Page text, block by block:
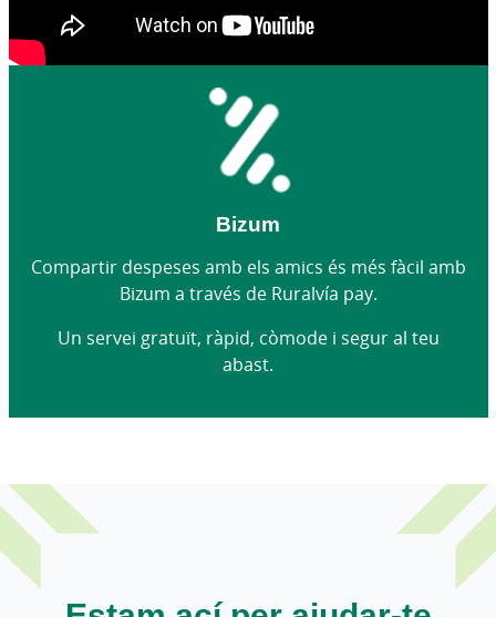
Bizum
Compartir despeses amb els amics és més fàcil amb
Bizum a través de Ruralvía pay.
Un servei gratuït, ràpid, còmode i segur al teu
abast.